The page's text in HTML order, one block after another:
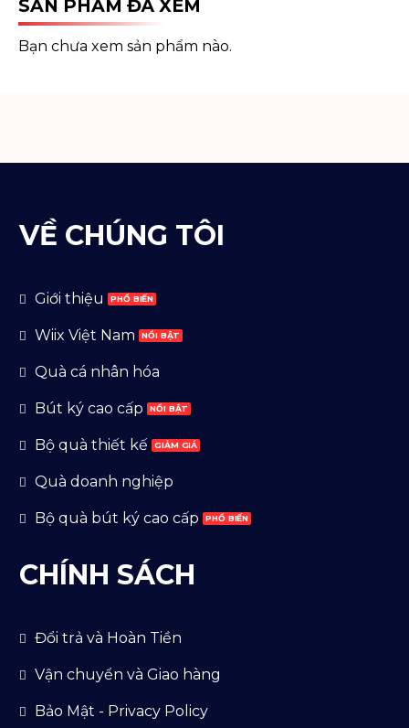
SẢN PHẨM ĐÃ XEM
Bạn chưa xem sản phẩm nào.
VỀ CHÚNG TÔI
Giới thiệu
Wiix Việt Nam
Quà cá nhân hóa
Bút ký cao cấp
Bộ quà thiết kế
Quà doanh nghiệp
Bộ quà bút ký cao cấp
CHÍNH SÁCH
Đổi trả và Hoàn Tiền
Vận chuyển và Giao hàng
Bảo Mật - Privacy Policy